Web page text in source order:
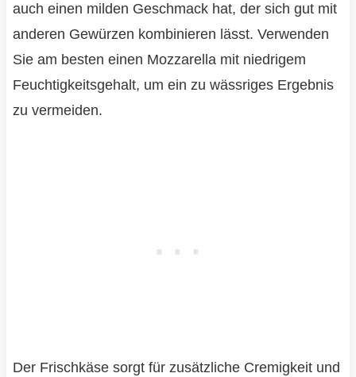
auch einen milden Geschmack hat, der sich gut mit
anderen Gewürzen kombinieren lässt. Verwenden
Sie am besten einen Mozzarella mit niedrigem
Feuchtigkeitsgehalt, um ein zu wässriges Ergebnis
zu vermeiden.
Der Frischkäse sorgt für zusätzliche Cremigkeit und